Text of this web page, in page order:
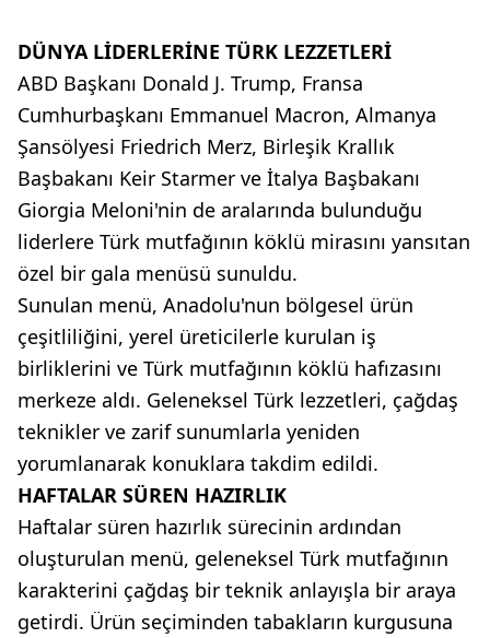
DÜNYA LİDERLERİNE TÜRK LEZZETLERİ
ABD Başkanı Donald J. Trump, Fransa
Cumhurbaşkanı Emmanuel Macron, Almanya
Şansölyesi Friedrich Merz, Birleşik Krallık
Başbakanı Keir Starmer ve İtalya Başbakanı
Giorgia Meloni'nin de aralarında bulunduğu
liderlere Türk mutfağının köklü mirasını yansıtan
özel bir gala menüsü sunuldu.
Sunulan menü, Anadolu'nun bölgesel ürün
çeşitliliğini, yerel üreticilerle kurulan iş
birliklerini ve Türk mutfağının köklü hafızasını
merkeze aldı. Geleneksel Türk lezzetleri, çağdaş
teknikler ve zarif sunumlarla yeniden
yorumlanarak konuklara takdim edildi.
HAFTALAR SÜREN HAZIRLIK
Haftalar süren hazırlık sürecinin ardından
oluşturulan menü, geleneksel Türk mutfağının
karakterini çağdaş bir teknik anlayışla bir araya
getirdi. Ürün seçiminden tabakların kurgusuna